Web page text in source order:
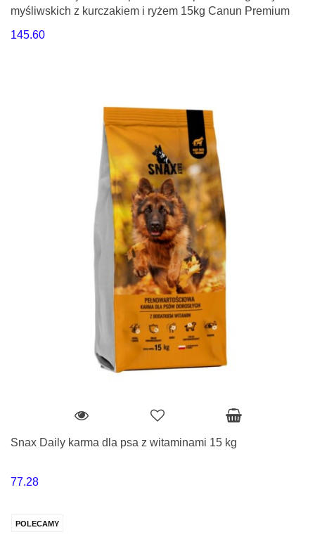
myśliwskich z kurczakiem i ryżem 15kg Canun Premium
145.60
Snax Daily karma dla psa z witaminami 15 kg
77.28
POLECAMY